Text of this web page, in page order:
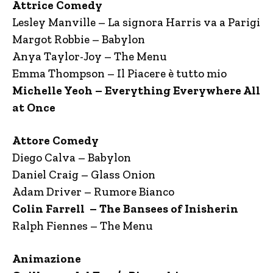
Attrice Comedy
Lesley Manville – La signora Harris va a Parigi
Margot Robbie – Babylon
Anya Taylor-Joy – The Menu
Emma Thompson – Il Piacere è tutto mio
Michelle Yeoh – Everything Everywhere All
at Once
Attore Comedy
Diego Calva – Babylon
Daniel Craig – Glass Onion
Adam Driver – Rumore Bianco
Colin Farrell – The Bansees of Inisherin
Ralph Fiennes – The Menu
Animazione